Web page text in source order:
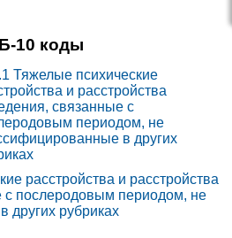
+7(495
т, д.
+7(495..показать
15000₽
20,
+7(495..показать
от
10 коды
Тяжелые психические
и расстройства
связанные с
периодом, не
в других
расстройства и расстройства
с послеродовым периодом, не
других рубриках